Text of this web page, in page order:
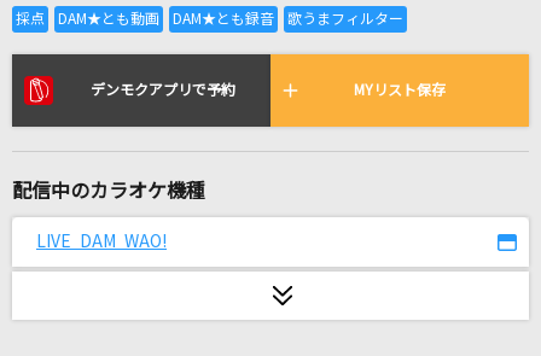
全国りれき
リアルタイムで歌われている曲の一覧
あの子コンプレックス
[生音]THANKS(2018 SEVENTEEN CONCERT 'I
デンモクアプリで予約 MYリスト保存
配信中のカラオケ機種
LIVE DAM WAO!